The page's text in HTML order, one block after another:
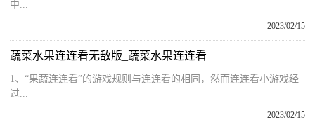
中...
2023/02/15
蔬菜水果连连看无敌版_蔬菜水果连连看
1、“果蔬连连看”的游戏规则与连连看的相同，然而连连看小游戏经
过...
2023/02/15